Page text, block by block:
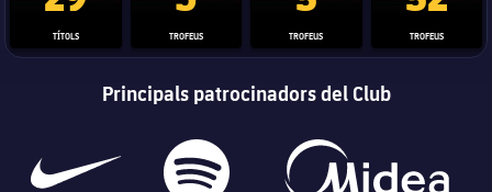
TÍTOLS TROFEUS TROFEUS TROFEUS
Principals patrocinadors del Club